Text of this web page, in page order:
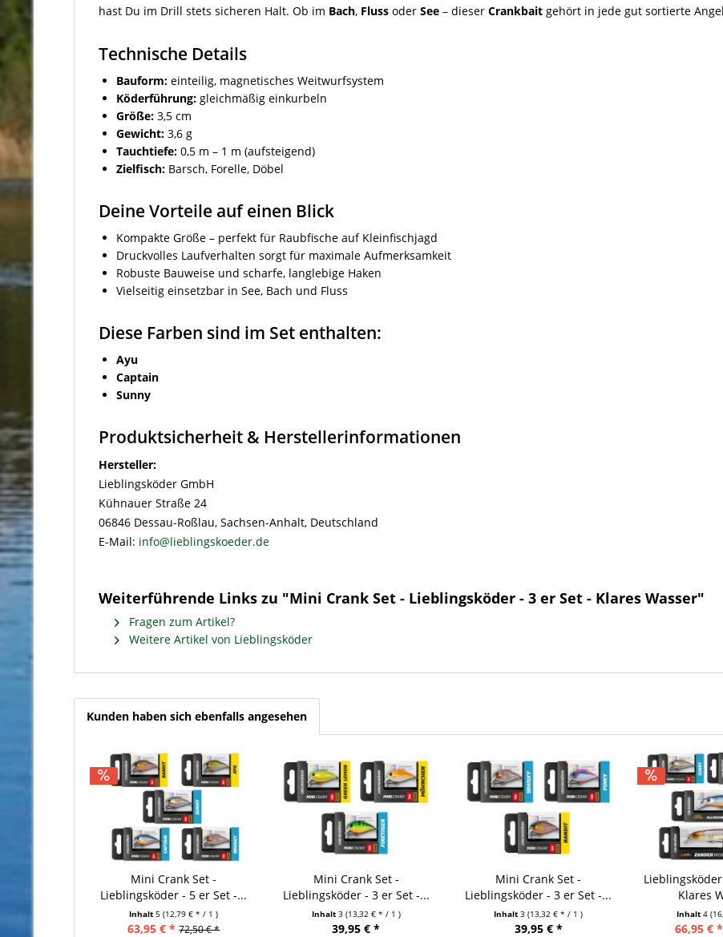
hast Du im Drill stets sicheren Halt. Ob im Bach, Fluss oder See – dieser Crankbait gehört in jede gut sortierte
Technische Details
Bauform: einteilig, magnetisches Weitwurfsystem
Köderführung: gleichmäßig einkurbeln
Größe: 3,5 cm
Gewicht: 3,6 g
Tauchtiefe: 0,5 m – 1 m (aufsteigend)
Zielfisch: Barsch, Forelle, Döbel
Deine Vorteile auf einen Blick
Kompakte Größe – perfekt für Raubfische auf Kleinfischjagd
Druckvolles Laufverhalten sorgt für maximale Aufmerksamkeit
Robuste Bauweise und scharfe, langlebige Haken
Vielseitig einsetzbar in See, Bach und Fluss
Diese Farben sind im Set enthalten:
Ayu
Captain
Sunny
Produktsicherheit & Herstellerinformationen
Hersteller:
Lieblingsköder GmbH
Kühnauer Straße 24
06846 Dessau-Roßlau, Sachsen-Anhalt, Deutschland
E-Mail: info@lieblingskoeder.de
Weiterführende Links zu "Mini Crank Set - Lieblingsköder - 3 er Set - Klares Wasser"
Fragen zum Artikel?
Weitere Artikel von Lieblingsköder
Kunden haben sich ebenfalls angesehen
Mini Crank Set -
Lieblingsköder - 5 er Set -...
Inhalt5(12,79 € * / 1 )
63,95 € * 72,50 € *
Mini Crank Set -
Lieblingsköder - 3 er Set -...
Inhalt 3 (13,32 € * / 1 )
39,95 € *
Mini Crank Set -
Lieblingsköder - 3 er Set -...
Inhalt3(13,32 € * / 1 )
39,95 € *
Klares
Inhalt4
66,95 € *